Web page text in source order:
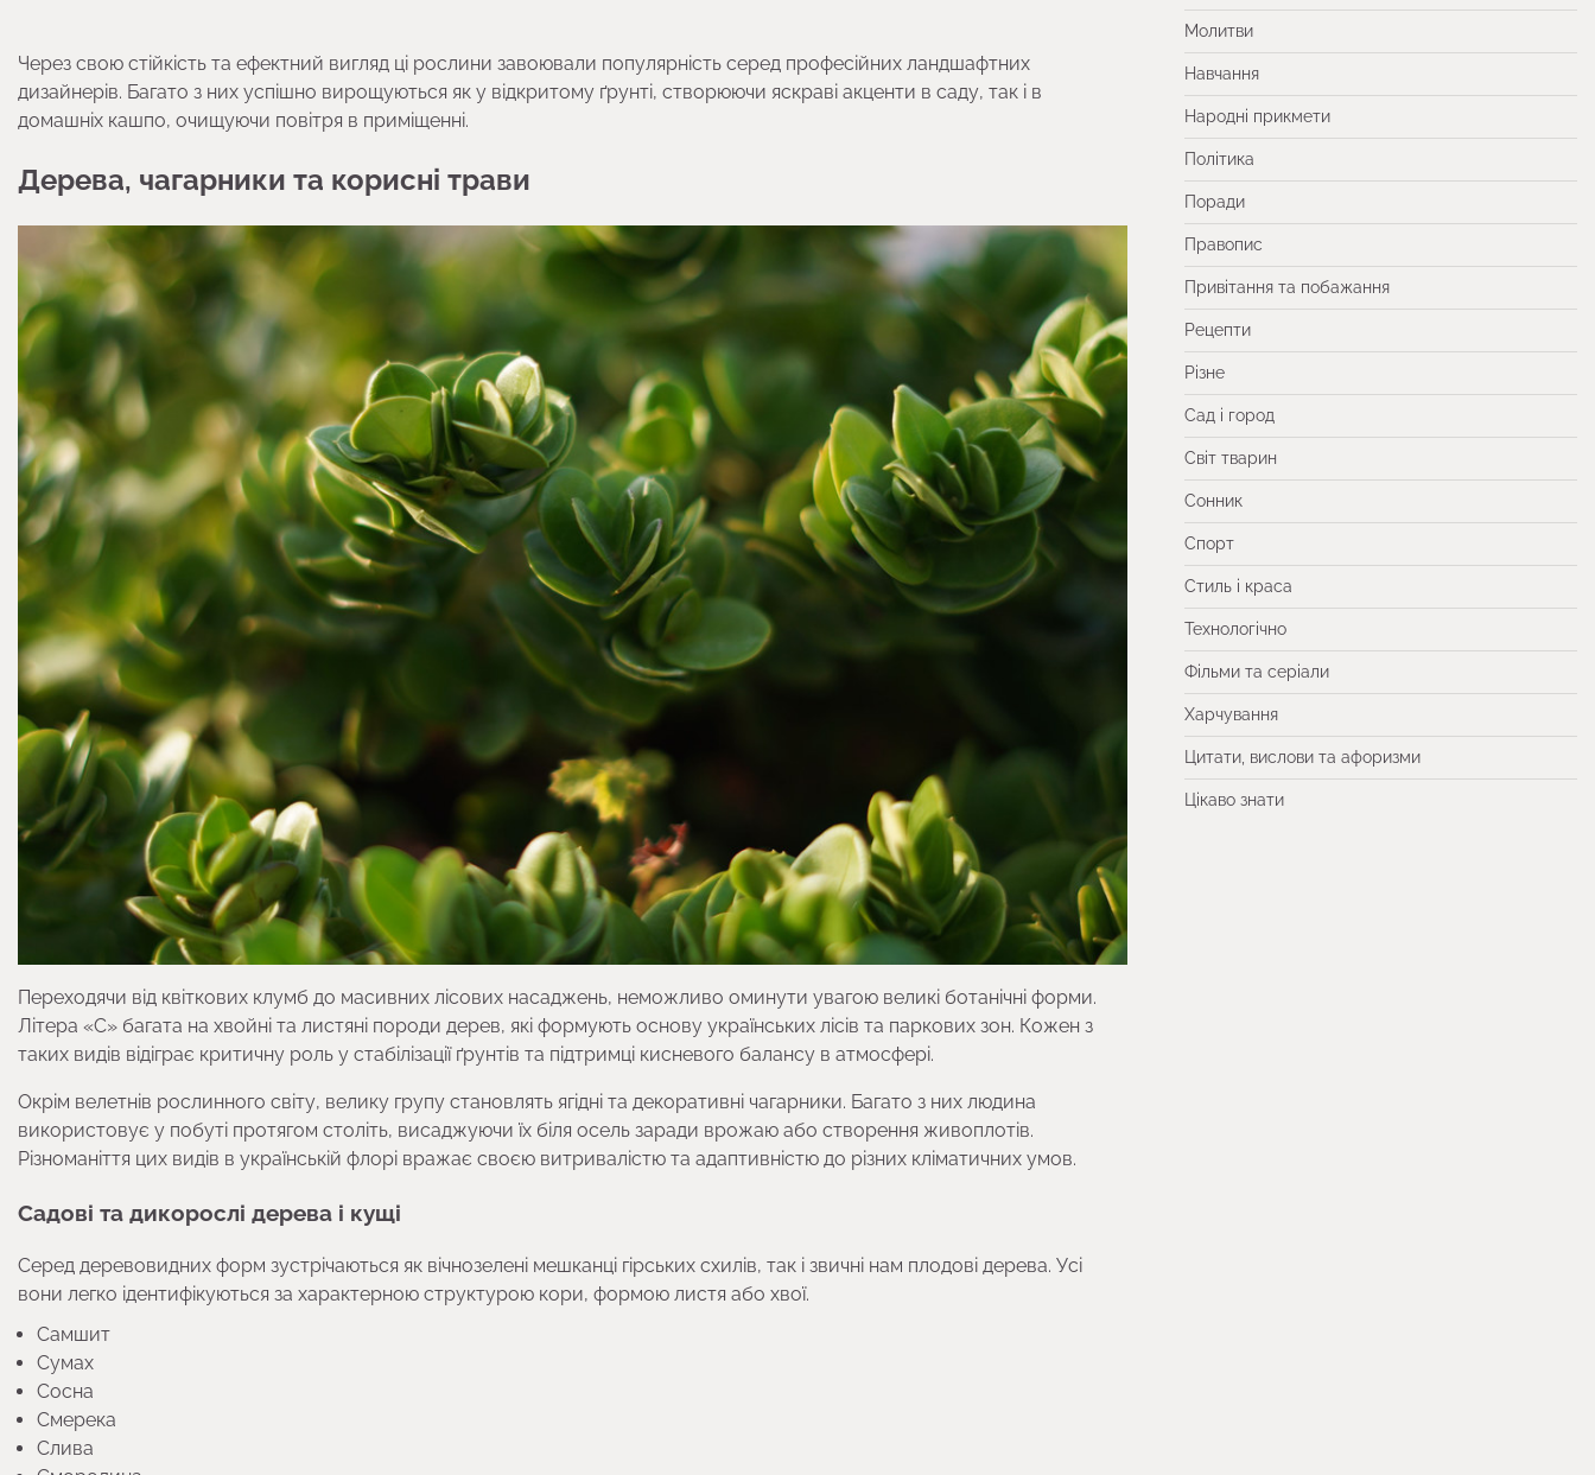
Через свою стійкість та ефектний вигляд ці рослини завоювали популярність серед професійних ландшафтних
дизайнерів. Багато з них успішно вирощуються як у відкритому ґрунті, створюючи яскраві акценти в саду, так і в
домашніх кашпо, очищуючи повітря в приміщенні.
Дерева, чагарники та корисні трави
Переходячи від квіткових клумб до масивних лісових насаджень, неможливо оминути увагою великі ботанічні форми.
Літера «С» багата на хвойні та листяні породи дерев, які формують основу українських лісів та паркових зон. Кожен з
таких видів відіграє критичну роль у стабілізації ґрунтів та підтримці кисневого балансу в атмосфері.
Окрім велетнів рослинного світу, велику групу становлять ягідні та декоративні чагарники. Багато з них людина
використовує у побуті протягом століть, висаджуючи їх біля осель заради врожаю або створення живоплотів.
Різноманіття цих видів в українській флорі вражає своєю витривалістю та адаптивністю до різних кліматичних умов.
Садові та дикорослі дерева і кущі
Серед деревовидних форм зустрічаються як вічнозелені мешканці гірських схилів, так і звичні нам плодові дерева. Усі
вони легко ідентифікуються за характерною структурою кори, формою листя або хвої.
Самшит
Сумах
Сосна
Смерека
Слива
Молитви
Навчання
Народні прикмети
Політика
Поради
Правопис
Привітання та побажання
Рецепти
Різне
Сад і город
Світ тварин
Сонник
Спорт
Стиль і краса
Технологічно
Фільми та серіали
Харчування
Цитати, вислови та афоризми
Цікаво знати